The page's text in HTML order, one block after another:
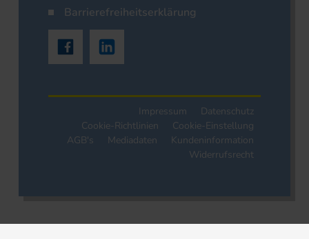
Barrierefreiheitserklärung
Impressum
Datenschutz
Cookie-Richtlinien
Cookie-Einstellung
AGB's
Mediadaten
Kundeninformation
Widerrufsrecht